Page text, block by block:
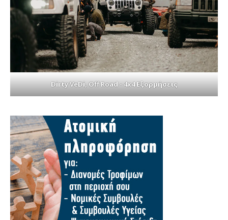
Dirty VeDi, Off Road - 4x4 Εξορμήσεις